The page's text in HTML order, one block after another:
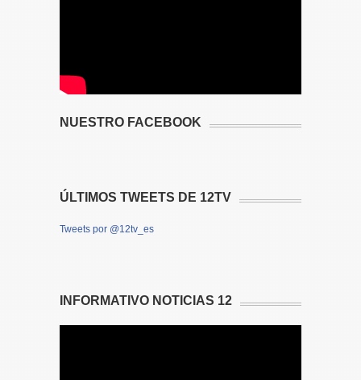
NUESTRO FACEBOOK
ÚLTIMOS TWEETS DE 12TV
Tweets por @12tv_es
INFORMATIVO NOTICIAS 12